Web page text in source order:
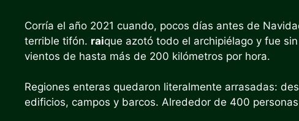
Corría el año 2021 cuando, pocos días antes de
terrible tifón. raique azotó todo el archipiélago y fue
vientos de hasta más de 200 kilómetros por hora.
Regiones enteras quedaron literalmente arrasadas:
edificios, campos y barcos. Alrededor de 400